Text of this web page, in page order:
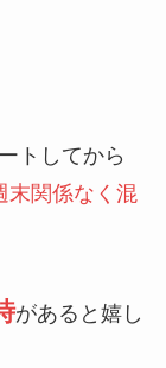
トしてから
末関係なく混
があると嬉し